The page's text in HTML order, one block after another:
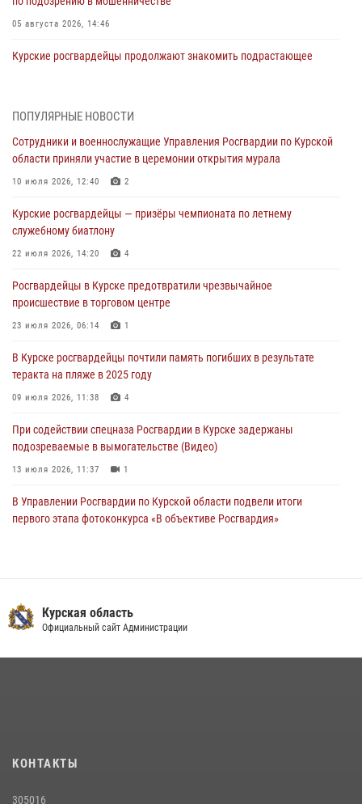
05 августа 2026, 14:46
Курские росгвардейцы продолжают знакомить подрастающее
оздоровительных лагерях
05 августа 2026, 09:51
сбыта крупной партии наркотиков
04 августа 2026, 12:52
85 владельцев оружия
04 августа 2026, 07:00
297 выездов по сигналу «тревога»
03 августа 2026, 09:46
ПОПУЛЯРНЫЕ НОВОСТИ
Сотрудники и военнослужащие Управления Росгвардии по Курской
области приняли участие в церемонии открытия мурала
10 июля 2026, 12:40 2
Курские росгвардейцы — призёры чемпионата по летнему
служебному биатлону
22 июля 2026, 14:20 4
Росгвардейцы в Курске предотвратили чрезвычайное
происшествие в торговом центре
23 июля 2026, 06:14 1
В Курске росгвардейцы почтили память погибших в результате
теракта на пляже в 2025 году
09 июля 2026, 11:38 4
При содействии спецназа Росгвардии в Курске задержаны
подозреваемые в вымогательстве (Видео)
13 июля 2026, 11:37 1
В Управлении Росгвардии по Курской области подвели итоги
первого этапа фотоконкурса «В объективе Росгвардия»
20 июля 2026, 08:00
Курская область
Официальный сайт Администрации
КОНТАКТЫ
305016